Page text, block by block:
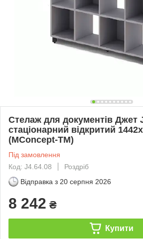
Стелаж для документів Джет
стаціонарний відкритий
(MConcept-ТМ)
Під замовлення
Код: J4.64.08
Роздріб
Відправка з 20 серпня 2026
8 242 ₴
Купити